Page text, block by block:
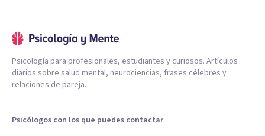
Psicología para profesionales, estudiantes y curiosos. Artículos
diarios sobre salud mental, neurociencias, frases célebres y
relaciones de pareja.
Psicólogos con los que puedes contactar